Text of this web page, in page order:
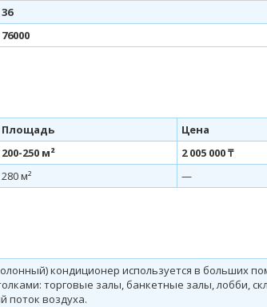
36
76000
Площадь
Цена
200-250 м²
2 005 000 ₸
280 м² —
кондиционер используется в больших
торговые залы, банкетные залы, лобби,
поток воздуха.